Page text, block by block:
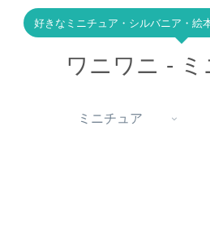
好きなミニチュア・シルバニア・絵
ワニワニ - ミ
ミニチュア